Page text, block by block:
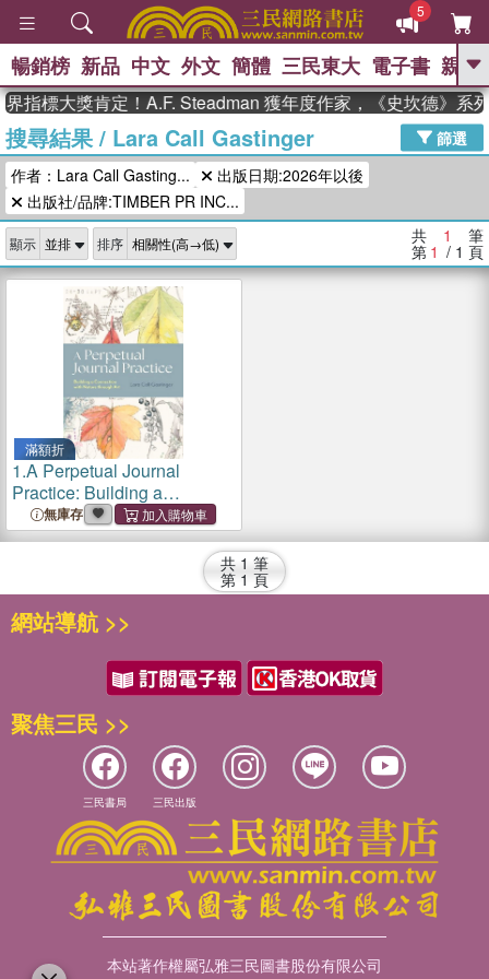
5
GO
熱搜： 東野圭吾 高希均教授回憶錄
、 The Odyssey 、 父親節 、 如果歷
史是一群喵 、 暑期推薦
獎 臺灣漫遊錄
登輝時代 、 數學女孩：黎曼猜想 、
偉大的迷走神經
暢銷榜 新品 中文 外文 簡體 三民東大 電子書 親子
指標大獎肯定！A.F. Steadman 獲年度作家，《史坎德》系
搜尋結果/ Lara Call Gastinger
篩選
作者：Lara Call Gasting...
出版日期:2026年以後
出版社/品牌:TIMBER PR INC...
顯示 排序 共 1 筆
第 1 / 1 頁
滿額折
1.A Perpetual Journal
Practice: Building a
Connection with Nature
Through Art
無庫存
共 1 筆
第 1 頁
網站導航 >>
聚焦三民 >>
三民書局 三民出版
本站著作權屬弘雅三民圖書股份有限公司